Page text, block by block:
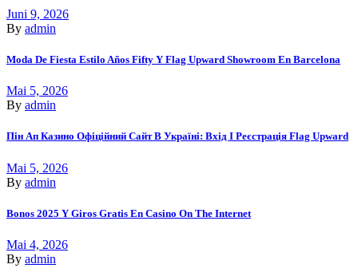
Juni 9, 2026
By admin
Moda De Fiesta Estilo Años Fifty Y Flag Upward Showroom En Barcelona
Mai 5, 2026
By admin
Пін Ап Казино Офіційний Сайт В Україні: Вхід І Реєстрація Flag Upward
Mai 5, 2026
By admin
Bonos 2025 Y Giros Gratis En Casino On The Internet
Mai 4, 2026
By admin